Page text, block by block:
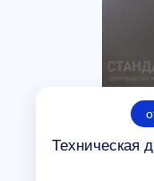
Техническая